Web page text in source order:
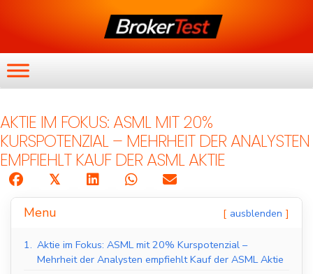
AKTIE IM FOKUS: ASML MIT 20%
KURSPOTENZIAL – MEHRHEIT DER ANALYSTEN
EMPFIEHLT KAUF DER ASML AKTIE
𝕏
Menu ausblenden
1. Aktie im Fokus: ASML mit 20% Kurspotenzial –
Mehrheit der Analysten empfiehlt Kauf der ASML Aktie